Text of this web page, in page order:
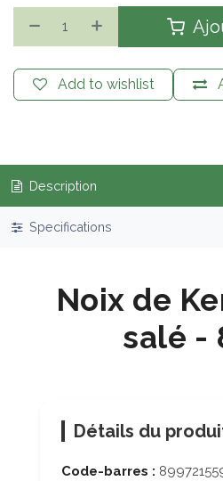
Add to wishlist
Description
Specifications
Noix de
salé -
Détails du
Code-barres :